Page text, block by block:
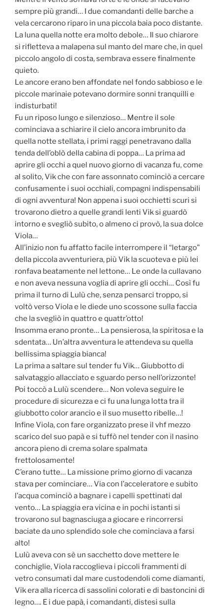
sempre più grandi… I due comandanti delle barche a
vela cercarono riparo in una piccola baia poco distante.
La luna quella notte era molto debole… Il suo chiarore
si rifletteva a malapena sul manto del mare che, in quel
piccolo angolo di costa, sembrava essere finalmente
quieto.
Le ancore erano ben affondate nel fondo sabbioso e le
piccole marinaie potevano dormire sonni tranquilli e
indisturbati!
Fu un riposo lungo e silenzioso… Mentre il sole
cominciava a schiarire il cielo ancora imbrunito da
quella notte stellata, i primi raggi penetravano dalla
tenda dell’oblò della cabina di poppa… La prima ad
aprire gli occhi a quel nuovo giorno di vacanza fu, come
al solito, Vik che con fare assonnato cominciò a cercare
confusamente i suoi occhiali, compagni indispensabili
di ogni avventura! Non appena i suoi occhietti scuri si
trovarono dietro a quelle grandi lenti Vik si guardò
intorno e svegliò subito, o almeno ci provò, la sua dolce
Viola…
All’inizio non fu affatto facile interrompere il “letargo”
della piccola avventuriera, più Vik la scuoteva e più lei
ronfava beatamente nel lettone… Le onde la cullavano
e non aveva nessuna voglia di aprire gli occhi… Così fu
prima il turno di Lulù che, senza pensarci troppo, si
voltò verso Viola e le diede uno scossone sulla faccia
che la svegliò in quattro e quattr’otto!
Insomma erano pronte… La pensierosa, la spiritosa e la
sdentata… Un’altra avventura le attendeva su quella
bellissima spiaggia bianca!
La prima a saltare sul tender fu Vik… Giubbotto di
salvataggio allacciato e sguardo perso nell’orizzonte!
Poi toccò a Lulù scendere… Non voleva seguire le
procedure di sicurezza e ci fu una lunga lotta tra il
giubbotto color arancio e il suo musetto ribelle…!
Infine Viola, con fare organizzato prese il vhf mezzo
scarico del suo papà e si tuffò nel tender con il nasino
ancora pieno di crema solare spalmata
frettolosamente!
C’erano tutte… La missione primo giorno di vacanza
stava per cominciare… Via con l’acceleratore e subito
l’acqua cominciò a bagnare i capelli spettinati dal
vento… La spiaggia era vicina e in pochi istanti si
trovarono sul bagnasciuga a giocare e rincorrersi
baciate da uno splendido sole che cominciava a farsi
alto!
Lulù aveva con sè un sacchetto dove mettere le
conchiglie, Viola raccoglieva i piccoli frammenti di
vetro consumati dal mare custodendoli come diamanti,
Vik era alla ricerca di sassolini colorati e di bastoncini di
legno…. E i due papà, i comandanti, distesi sulla